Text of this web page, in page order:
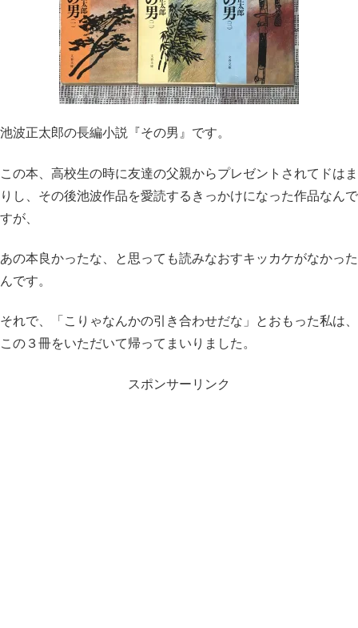
池波正太郎の長編小説『その男』です。
この本、高校生の時に友達の父親からプレゼントされてドはま
りし、その後池波作品を愛読するきっかけになった作品なんで
すが、
あの本良かったな、と思っても読みなおすキッカケがなかった
んです。
それで、「こりゃなんかの引き合わせだな」とおもった私は、
この３冊をいただいて帰ってまいりました。
スポンサーリンク